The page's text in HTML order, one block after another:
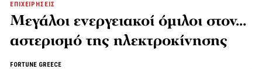
ΕΠΙΧΕΙΡΗΣΕΙΣ
Μεγάλοι ενεργειακοί όμιλοι στον…
αστερισμό της ηλεκτροκίνησης
FORTUNE GREECE